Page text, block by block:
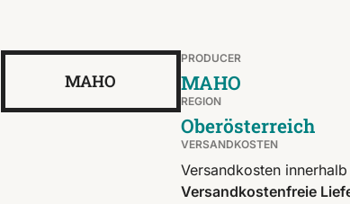
MAHO
PRODUCER
MAHO
REGION
Oberösterreich
VERSANDKOSTEN
Versandkosten
Versandkostenfreie